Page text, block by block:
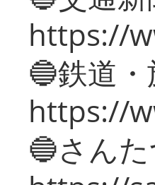
https://
🔵鉄道
https://
🔵さん